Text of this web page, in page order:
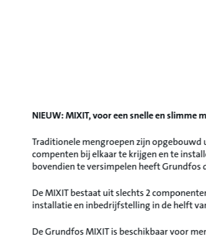
NIEUW: MIXIT, voor een snelle en slimme
Traditionele mengroepen zijn opgebouwd
compenten bij elkaar te krijgen en te
bovendien te versimpelen heeft Grundfos
De MIXIT bestaat uit slechts 2
installatie en inbedrijfstelling in de helft
De Grundfos MIXIT is beschikbaar voor